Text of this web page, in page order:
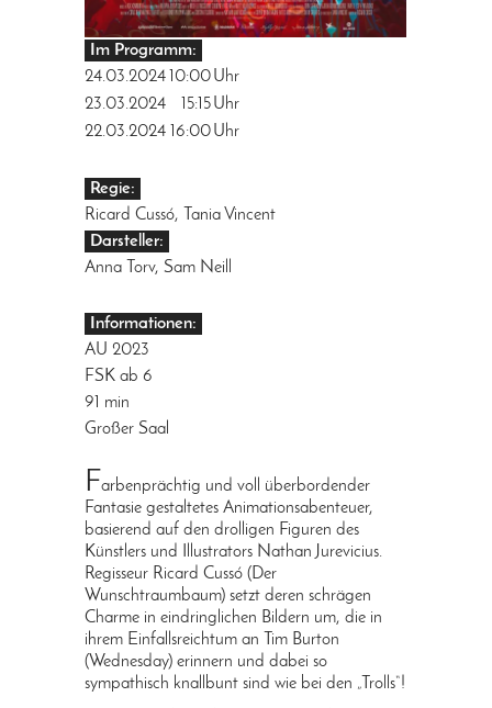
Im Programm:
24.03.2024 10:00Uhr
23.03.2024
15:15Uhr
22.03.2024 16:00Uhr
Regie:
Ricard Cussó, Tania Vincent
Darsteller:
Anna Torv, Sam Neill
Informationen:
AU 2023
FSK ab 6
91 min
Großer Saal
Farbenprächtig und voll überbordender
Fantasie gestaltetes Animationsabenteuer,
basierend auf den drolligen Figuren des
Künstlers und Illustrators Nathan Jurevicius.
Regisseur Ricard Cussó (Der
Wunschtraumbaum) setzt deren schrägen
Charme in eindringlichen Bildern um, die in
ihrem Einfallsreichtum an Tim Burton
(Wednesday) erinnern und dabei so
sympathisch knallbunt sind wie bei den „Trolls“!